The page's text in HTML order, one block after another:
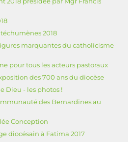
2018
marquantes du catholicisme
pour tous les acteurs pastoraux
des 700 ans du diocèse
Dieu - les photos !
des Bernardines au
Conception
diocésain à Fatima 2017